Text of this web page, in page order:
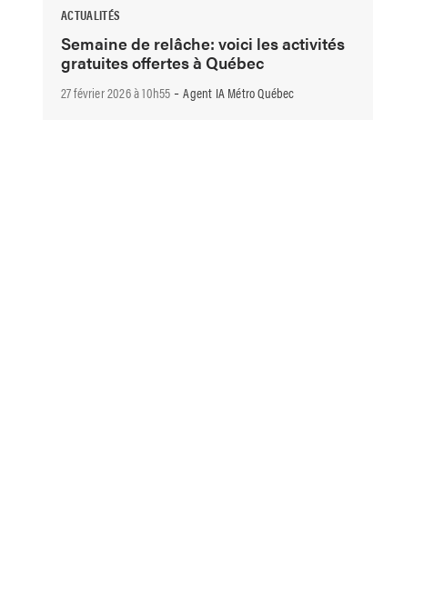
ACTUALITÉS
Semaine de relâche: voici les activités
gratuites offertes à Québec
27 février 2026 à 10h55 -Agent IA Métro Québec